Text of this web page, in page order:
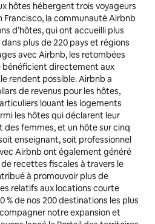
hôtes hébergent trois voyageurs
Francisco, la communauté Airbnb
d’hôtes, qui ont accueilli plus
plus de 220 pays et régions
avec Airbnb, les retombées
directement aux
rendent possible. Airbnb a
de revenus pour les hôtes,
louant les logements
les hôtes qui déclarent leur
des femmes, et un hôte sur cinq
enseignant, soit professionnel
Airbnb ont également généré
de recettes fiscales à travers le
à promouvoir plus de
relatifs aux locations courte
% de nos 200 destinations les plus
notre expansion et